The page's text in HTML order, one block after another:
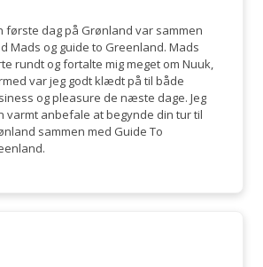
første dag på Grønland var sammen
Mads og guide to Greenland. Mads
rundt og fortalte mig meget om Nuuk,
var jeg godt klædt på til både
og pleasure de næste dage. Jeg
varmt anbefale at begynde din tur til
sammen med Guide To